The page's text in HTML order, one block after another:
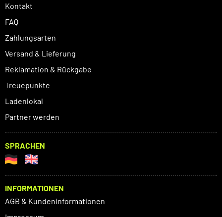
Kontakt
FAQ
Zahlungsarten
Versand & Lieferung
Reklamation & Rückgabe
Treuepunkte
Ladenlokal
Partner werden
SPRACHEN
INFORMATIONEN
AGB & Kundeninformationen